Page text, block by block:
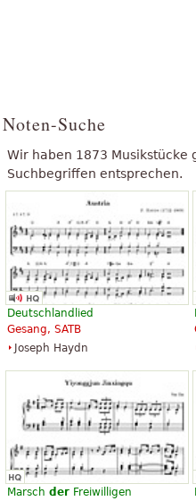
Noten-Suche
Wir haben 1873 Musikstücke
Suchbegriffen entsprechen.
Deutschlandlied
Gesang, SATB
Joseph Haydn
Marsch der Freiwilligen